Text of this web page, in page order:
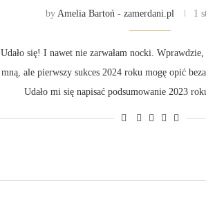
by Amelia Bartoń - zamerdani.pl 1
Udało się! I nawet nie zarwałam nocki. Wprawdzie,
mną, ale pierwszy sukces 2024 roku mogę opić
Udało mi się napisać podsumowanie 2023